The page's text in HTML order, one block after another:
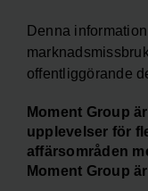
Denna
offentliggörande
Moment Group
upplevelser för
affärsområden
Moment Group